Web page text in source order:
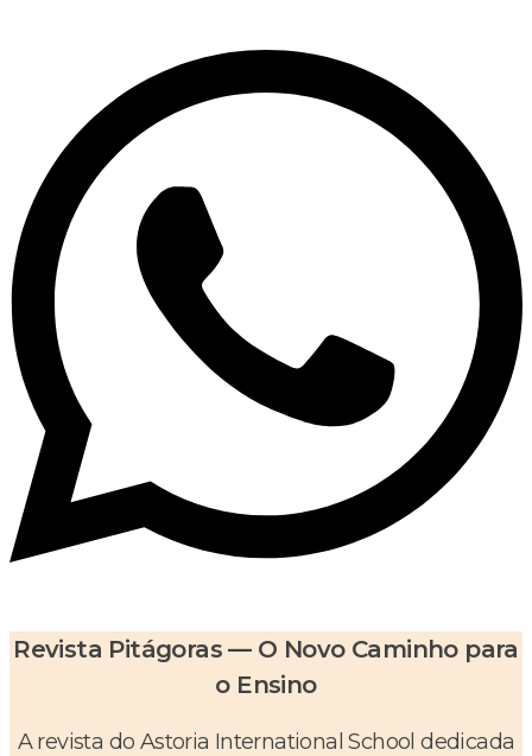
Revista Pitágoras — O Novo Caminho para
o Ensino
A revista do Astoria International School dedicada